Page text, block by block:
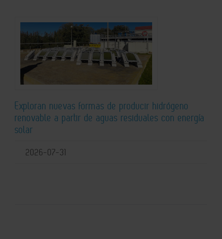
Exploran nuevas formas de producir hidrógeno
renovable a partir de aguas residuales con energía
solar
2026-07-31